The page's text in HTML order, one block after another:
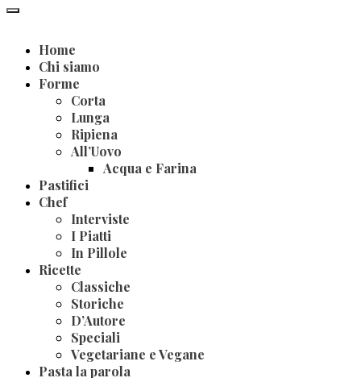
Home
Chi siamo
Forme
Corta
Lunga
Ripiena
All’Uovo
Acqua e Farina
Pastifici
Chef
Interviste
I Piatti
In Pillole
Ricette
Classiche
Storiche
D’Autore
Speciali
Vegetariane e Vegane
Pasta la parola